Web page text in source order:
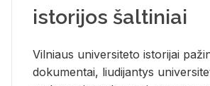
istorijos šaltiniai
Vil­niaus uni­ver­si­te­to is­to­ri­jai
do­ku­men­tai, liu­di­jan­tys